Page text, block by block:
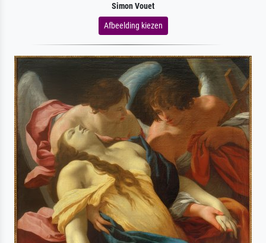
Simon Vouet
Afbeelding kiezen